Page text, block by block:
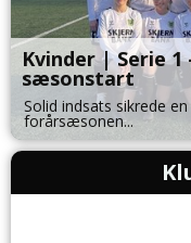
Kvinder | Serie
sæsonstart
Solid indsats sikrede
forårsæsonen...